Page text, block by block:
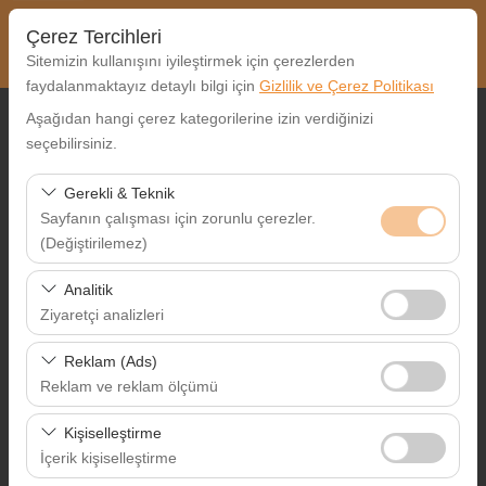
Çerez Tercihleri
Sitemizin kullanışını iyileştirmek için çerezlerden
faydalanmaktayız detaylı bilgi için Gizlilik ve Çerez Politikası
Aşağıdan hangi çerez kategorilerine izin verdiğinizi
seçebilirsiniz.
Gerekli & Teknik
Sayfanın çalışması için zorunlu çerezler.
(Değiştirilemez)
Bu çerezler sitenin doğru şekilde çalışması, güvenlik,
oturum yönetimi ve temel işlevler için gereklidir. Devre
dışı bırakılamaz.
Analitik
Ziyaretçi analizleri
Bu çerezler, sitemizin nasıl kullanıldığını (ziyaretçi sayısı,
en çok ziyaret edilen sayfalar, kullanıcı davranışları)
analiz etmemizi sağlar. Bu veriler, web sitesi
performansını ölçmek ve kullanıcı deneyimini sürekli
iyileştirmek için kullanılır.
Reklam (Ads)
Reklam ve reklam ölçümü
Bu çerezler, size ilgi alanlarınıza uygun kişiselleştirilmiş
reklamlar göstermemize ve reklam kampanyalarımızın
etkinliğini (gösterim sayısı, tıklama oranı) ölçmemize
Kişiselleştirme
İçerik kişiselleştirme
Alış Lokasyonu
Farklı yerde bırakmak istiyorum
Alış Tarih & Saat
Bırakış Tarih & Saat
09:00